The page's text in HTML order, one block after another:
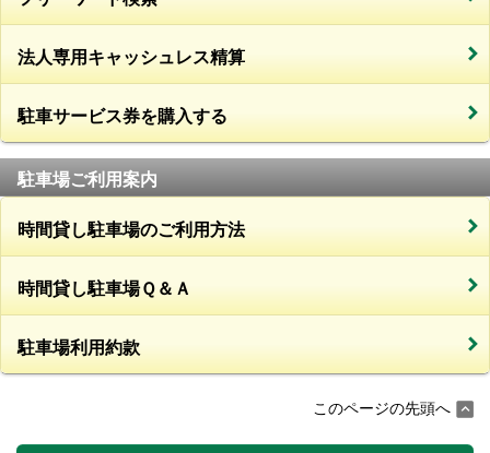
法人専用キャッシュレス精算
駐車サービス券を購入する
駐車場ご利用案内
時間貸し駐車場のご利用方法
時間貸し駐車場Ｑ＆Ａ
駐車場利用約款
このページの先頭へ